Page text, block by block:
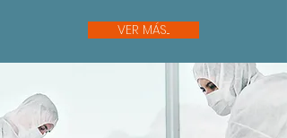
VER MÁS...